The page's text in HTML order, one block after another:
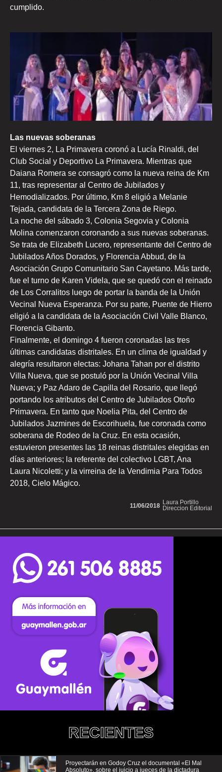
cumplido.
Las nuevas soberanas
El viernes 2, La Primavera coronó a Lucía Rinaldi, del
Club Social y Deportivo La Primavera. Mientras que
Daiana Romera se consagró como la nueva reina de Km
11, tras representar al Centro de Jubilados y
Hemodializados. Por último, Km 8 eligió a Melanie
Tejada, candidata de la Tercera Zona de Riego.
La noche del sábado 3, Colonia Segovia y Colonia
Molina comenzaron coronando a sus nuevas soberanas.
Se trata de Elizabeth Lucero, representante del Centro de
Jubilados Años Dorados, y Florencia Abbud, de la
Asociación Grupo Comunitario San Cayetano. Más tarde,
fue el turno de Karen Videla, que se quedó con el reinado
de Los Corralitos luego de portar la banda de la Unión
Vecinal Nueva Esperanza. Por su parte, Puente de Hierro
eligió a la candidata de la Asociación Civil Valle Blanco,
Florencia Gibanto.
Finalmente, el domingo 4 fueron coronadas las tres
últimas candidatas distritales. En un clima de igualdad y
alegría resultaron electas: Johana Tahan por el distrito
Villa Nueva, que se postuló por la Unión Vecinal Villa
Nueva; y Paz Adaro de Capilla del Rosario, que llegó
portando los atributos del Centro de Jubilados Otoño
Primavera. En tanto que Noelia Pita, del Centro de
Jubilados Jazmines de Escorihuela, fue coronada como
soberana de Rodeo de la Cruz. En esta ocasión,
estuvieron presentes las 18 reinas distritales elegidas en
días anteriores; la referente del colectivo LGBT, Ana
Laura Nicoletti; y la virreina de la Vendimia Para Todos
2018, Cielo Mágico.
Laura Portillo
Direccion Editorial
11/06/2018
RECIENTES
Proyectarán en Godoy Cruz el documental «El Mal
Absoluto», sobre el juicio a jueces de la dictadura